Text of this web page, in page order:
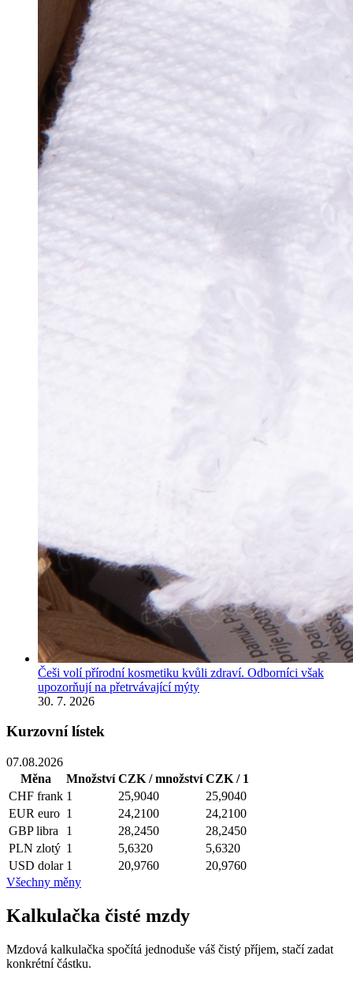
Češi volí přírodní kosmetiku kvůli zdraví. Odborníci však
upozorňují na přetrvávající mýty
30. 7. 2026
Kurzovní lístek
07.08.2026
Měna
Množství CZK / množství CZK / 1
CHF frank 1 25,9040
25,9040
EUR euro 1 24,2100
24,2100
GBP libra 1 28,2450
28,2450
PLN zlotý 1 5,6320
5,6320
USD dolar 1 20,9760
20,9760
Všechny měny
Kalkulačka čisté mzdy
Mzdová kalkulačka spočítá jednoduše váš čistý příjem, stačí zadat
konkrétní částku.